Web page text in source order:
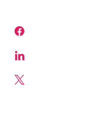
Share on
Share on
Share on X